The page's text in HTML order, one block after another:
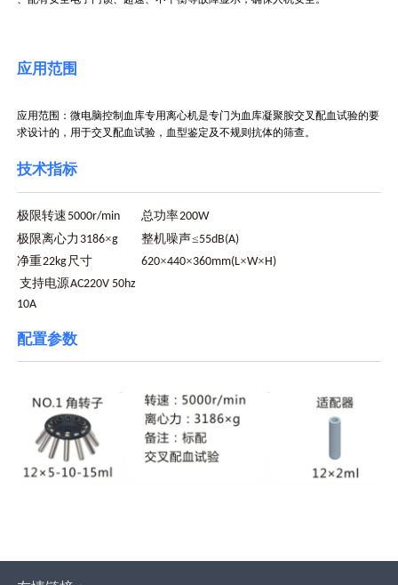
应用范围
应用范围：微电脑控制血库专用离心机是专门为血库凝聚胺交叉配血试验的要
求设计的，用于交叉配血试验，血型鉴定及不规则抗体的筛查。
技术指标
极限转速 5000r/min 总功率200W
极限离心力 3186×g 整机噪声≤55dB(A)
净重22kg 尺寸 620×440×360mm(L×W× H)
支持电源AC220V 50hz
10A
配置参数